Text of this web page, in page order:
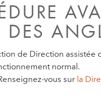
de Direction assistée
normal.
vous sur la